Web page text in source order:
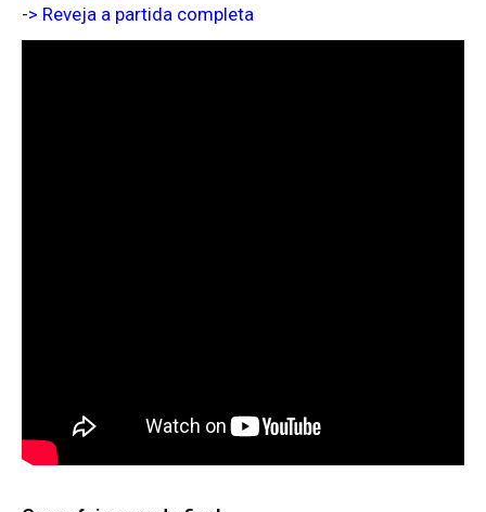
-> Reveja a partida completa